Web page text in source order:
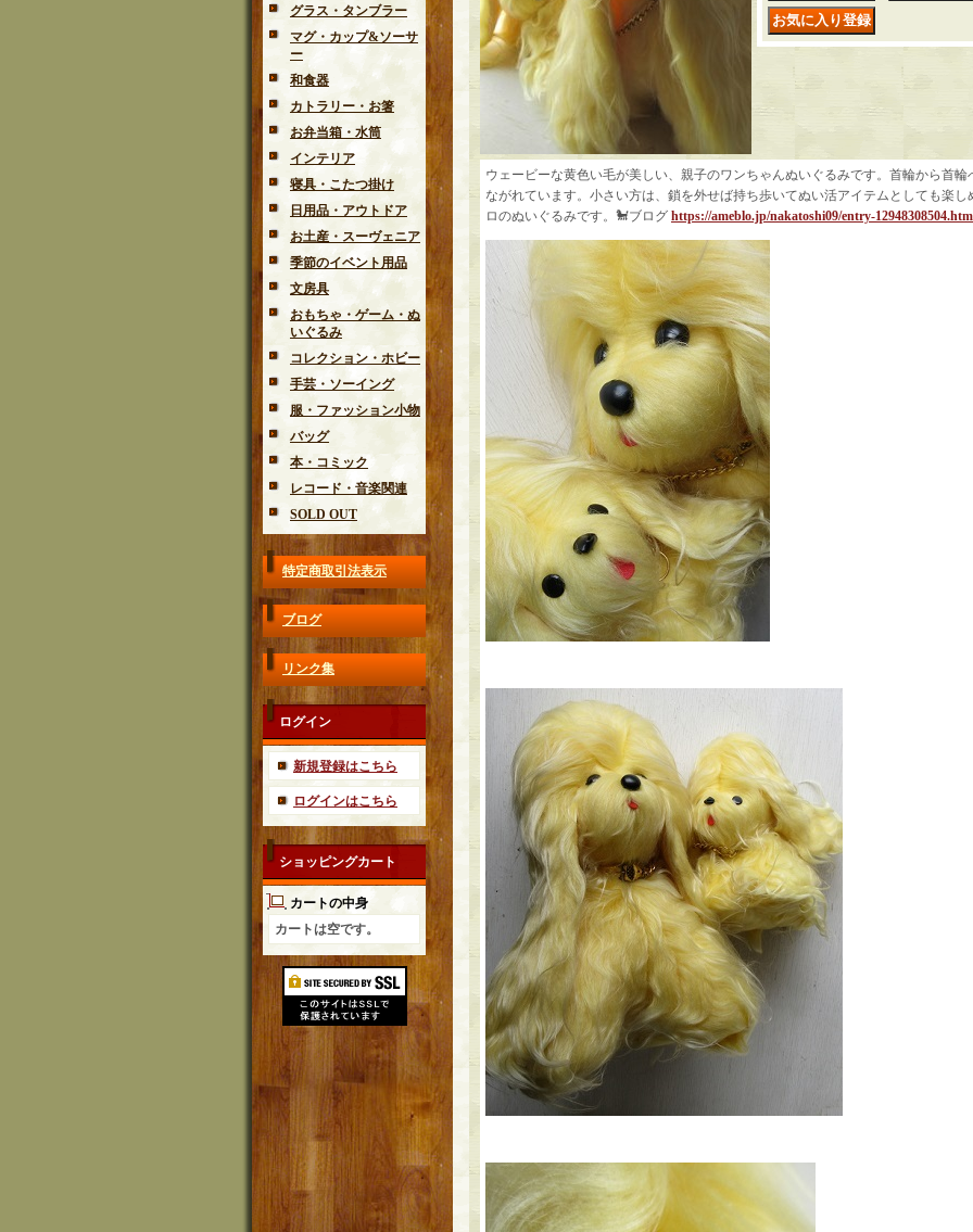
グラス・タンブラー
マグ・カップ&ソーサ
ー
和食器
カトラリー・お箸
お弁当箱・水筒
インテリア
寝具・こたつ掛け
日用品・アウトドア
お土産・スーヴェニア
季節のイベント用品
文房具
おもちゃ・ゲーム・ぬ
いぐるみ
コレクション・ホビー
手芸・ソーイング
服・ファッション小物
バッグ
本・コミック
レコード・音楽関連
SOLD OUT
特定商取引法表示
ブログ
リンク集
ログイン
新規登録はこちら
ログインはこちら
ショッピングカート
カートの中身
カートは空です。
ウェービーな黄色い毛が美しい、親子のワンちゃんぬいぐるみです。首輪から首
ながれています。小さい方は、鎖を外せば持ち歩いてぬい活アイテムとしても楽
ロのぬいぐるみです。🐩ブログ https://ameblo.jp/nakatoshi09/entry-